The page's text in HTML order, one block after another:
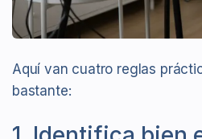
Aquí van cuatro reglas
bastante: